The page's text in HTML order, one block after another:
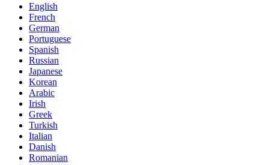
English
French
German
Portuguese
Spanish
Russian
Japanese
Korean
Arabic
Irish
Greek
Turkish
Italian
Danish
Romanian